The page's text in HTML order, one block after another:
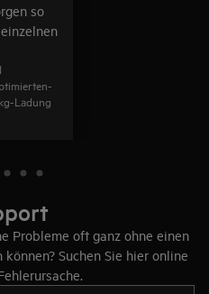
so
Ladung
Probleme oft ganz ohne einen
Suchen Sie hier online